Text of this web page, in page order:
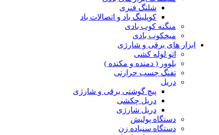
شلنگ فنری
کوپلینگ باد و اتصالات باد
منگنه کوب بادی
میخکوب بادی
ابزار های برقی و شارژی
اتو لوله کشی
بلوور ( دمنده و مکنده )
تفنگ چسب حرارتی
دریل
پیچ گوشتی برقی و شارژی
دریل چکشی
دریل شارژی
دستگاه پولیش
دستگاه سنباده زن